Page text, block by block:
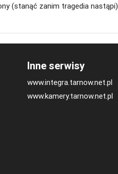
(stanąć zanim tragedia nastąpi)
Inne serwisy
www.integra.tarnow.net.pl
www.kamery.tarnow.net.pl